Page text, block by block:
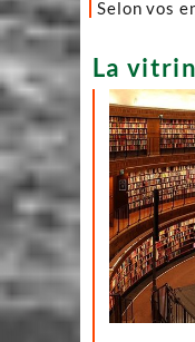
Selon vos
La